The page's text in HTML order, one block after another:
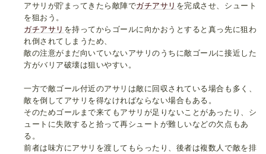
アサリが貯まってきたら敵陣でガチアサリ を完成させ、シュート
を狙おう。
ガチアサリ を持ってからゴールに向かおうとすると真っ先に狙わ
れ倒されてしまうため、
敵の注意がまだ向いていないアサリのうちに敵ゴールに接近した
方がバリア破壊は狙いやすい。
一方で敵ゴール付近のアサリは敵に回収されている場合も多く、
敵を倒してアサリを得なければならない場合もある。
そのためゴールまで来てもアサリが足りないことがあったり、シ
ュートに失敗すると拾って再シュートが難しいなどの欠点もあ
る。
前者は味方にアサリを渡してもらったり、後者は複数人で敵を排